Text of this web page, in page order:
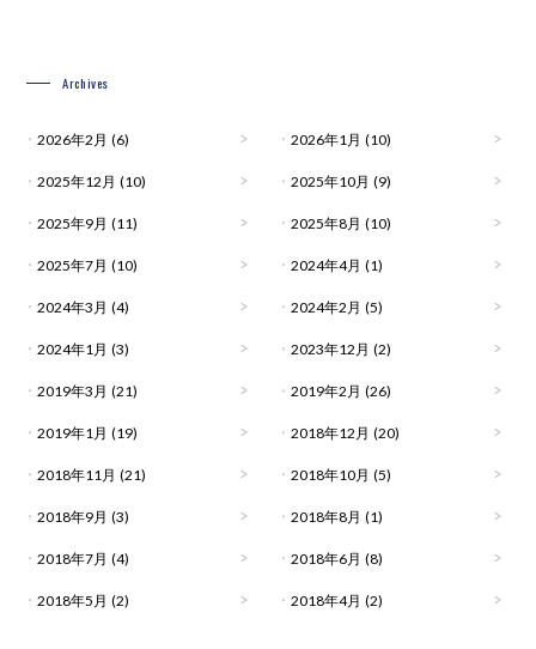
Archives
2026年2月 (6) 2026年1月 (10)
2025年12月 (10) 2025年10月 (9)
2025年9月 (11) 2025年8月 (10)
2025年7月 (10) 2024年4月 (1)
2024年3月 (4) 2024年2月 (5)
2024年1月 (3) 2023年12月 (2)
2019年3月 (21) 2019年2月 (26)
2019年1月 (19) 2018年12月 (20)
2018年11月 (21) 2018年10月 (5)
2018年9月 (3) 2018年8月 (1)
2018年7月 (4) 2018年6月 (8)
2018年5月 (2) 2018年4月 (2)